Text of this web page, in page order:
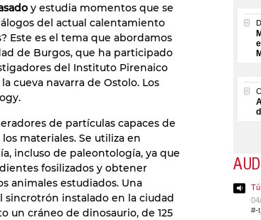
y estudia momentos que se
del actual calentamiento
Este es el tema que abordamos
de Burgos, que ha participado
del Instituto Pirenaico
cueva navarra de Ostolo. Los
de partículas capaces de
materiales. Se utiliza en
incluso de paleontología, ya que
fosilizados y obtener
animales estudiados. Una
sincrotrón instalado en la ciudad
un cráneo de dinosaurio, de 125
#-